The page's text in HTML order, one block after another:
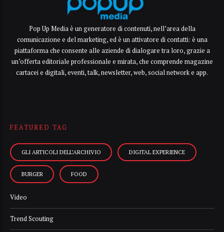
Pop Up Media è un generatore di contenuti, nell’area della
comunicazione e del marketing, ed è un attivatore di contatti: è una
piattaforma che consente alle aziende di dialogare tra loro, grazie a
un’offerta editoriale professionale e mirata, che comprende magazine
cartacei e digitali, eventi, talk, newsletter, web, social network e app.
FEATURED TAG
GLI ARTICOLI DELL’ARCHIVIO DIGITAL EXPERIENCE
BURGER FOOD
Video
Trend Scouting